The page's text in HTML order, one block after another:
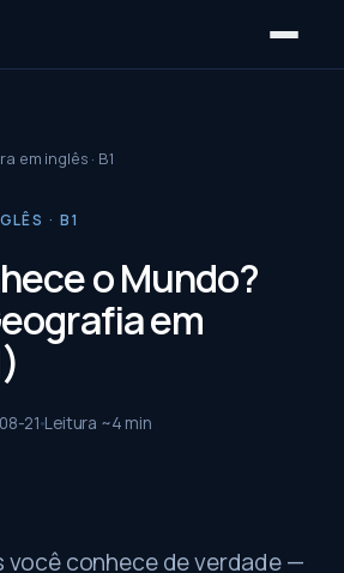
em inglês · B1
· B1
o Mundo?
em
21 Leitura ~4 min
você conhece de verdade —